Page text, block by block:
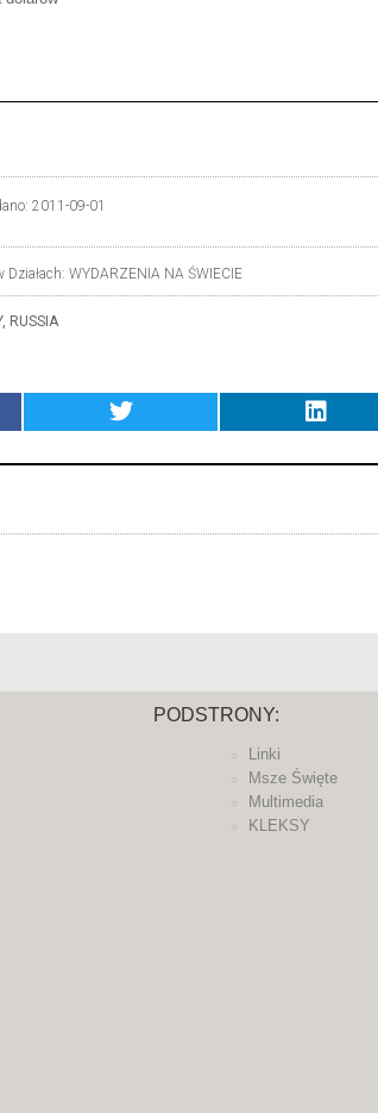
2011-09-01
Działach: WYDARZENIA NA ŚWIECIE
, RUSSIA
PODSTRONY:
Linki
Msze Święte
Multimedia
KLEKSY